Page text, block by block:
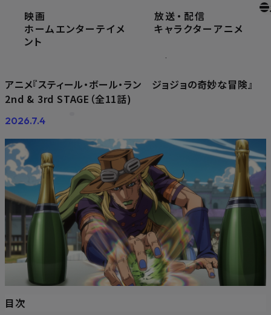
映画
ホームエンターテイメ
ント
放送 ・ 配信
キャラクター アニメ
ホーム
アニメ『スティール・ボール・ラン ジョジョの奇妙な冒
アニメ『スティール・ボール・ラン ジョジョの奇妙な冒険』
2nd & 3rd STAGE（全11話)
2026.7.4
目次